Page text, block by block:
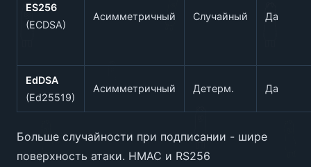
ES256
(ECDSA)
Асимметричный Случайный Да
EdDSA
(Ed25519)
Асимметричный Детерм. Да
Больше случайности при подписании - шире
поверхность атаки. HMAC и RS256